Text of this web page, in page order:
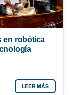
en robótica
LEER MÁS